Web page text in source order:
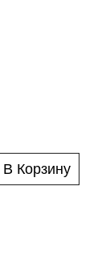
В Корзину